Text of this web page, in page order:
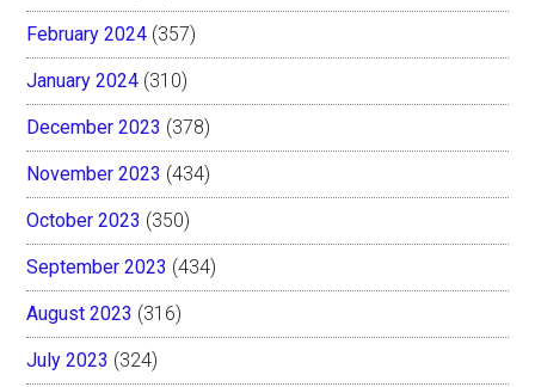
February 2024 (357)
January 2024 (310)
December 2023 (378)
November 2023 (434)
October 2023 (350)
September 2023 (434)
August 2023 (316)
July 2023 (324)